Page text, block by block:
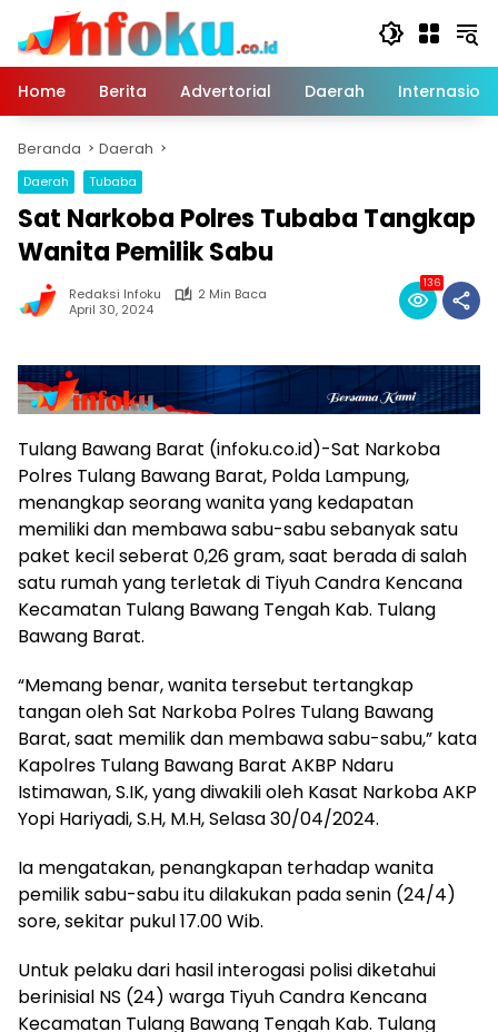
Langsung
konten
Home
Berita Advertorial Daerah
Beranda Daerah
Daerah Tubaba
Sat Narkoba Polres Tubaba Tangkap
Wanita Pemilik Sabu
Redaksi Infoku
2 Min Baca
April 30, 2024
136
Tulang Bawang Barat (infoku.co.id)-Sat Narkoba
Polres Tulang Bawang Barat, Polda Lampung,
menangkap seorang wanita yang kedapatan
memiliki dan membawa sabu-sabu sebanyak satu
paket kecil seberat 0,26 gram, saat berada di salah
satu rumah yang terletak di Tiyuh Candra Kencana
Kecamatan Tulang Bawang Tengah Kab. Tulang
Bawang Barat.
“Memang benar, wanita tersebut tertangkap
tangan oleh Sat Narkoba Polres Tulang Bawang
Barat, saat memilik dan membawa sabu-sabu,” kata
Kapolres Tulang Bawang Barat AKBP Ndaru
Istimawan, S.IK, yang diwakili oleh Kasat Narkoba AKP
Yopi Hariyadi, S.H, M.H, Selasa 30/04/2024.
Ia mengatakan, penangkapan terhadap wanita
pemilik sabu-sabu itu dilakukan pada senin (24/4)
sore, sekitar pukul 17.00 Wib.
Untuk pelaku dari hasil interogasi polisi diketahui
berinisial NS (24) warga Tiyuh Candra Kencana
Kecamatan Tulang Bawang Tengah Kab. Tulang